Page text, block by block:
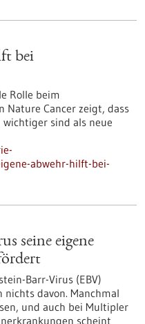
bei
Rolle beim
Nature Cancer zeigt, dass
sind als neue
abwehr-hilft-bei-
seine eigene
Barr-Virus (EBV)
davon. Manchmal
und auch bei Multipler
scheint